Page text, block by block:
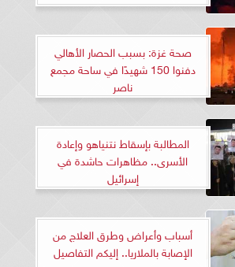
صحة غزة: بسبب الحصار الأهالي
دفنوا 150 شهيدًا في ساحة مجمع
ناصر
المطالبة بإسقاط نتنياهو وإعادة
الأسرى.. مظاهرات حاشدة في
إسرائيل
أسباب وأعراض وطرق العلاج من
الإصابة بالملاريا.. إليكم التفاصيل